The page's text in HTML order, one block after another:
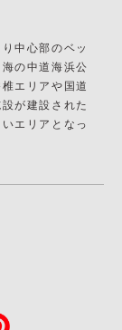
中心部のベッ
の中道海浜公
エリアや国道
が建設された
エリアとなっ